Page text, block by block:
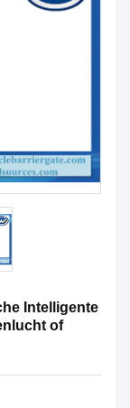
Intelligente
of